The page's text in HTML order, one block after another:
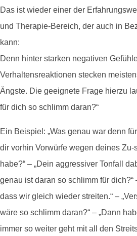
Das ist wieder einer der
und Therapie-Bereich, der auch in
kann:
Denn hinter starken negativen
Verhaltensreaktionen stecken
Ängste. Die geeignete Frage hierzu
für dich so schlimm daran?“
Ein Beispiel: „Was genau war denn
dir vorhin Vorwürfe wegen deines
habe?“ – „Dein aggressiver Tonfall
genau ist daran so schlimm für dich?“
dass wir gleich wieder streiten.“ –
wäre so schlimm daran?“ – „Dann
immer so weiter geht mit all den